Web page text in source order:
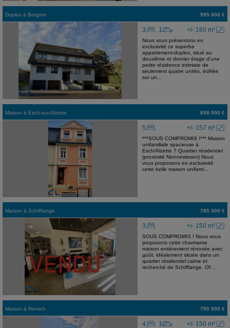
Duplex à Bergem 995 000 €
+/- 160 m²
3 1
Nous vous présentons en
exclusivité ce superbe
appartement-duplex, situé au
deuxième et dernier étage d'une
petite résidence intimiste de
seulement quatre unités, édifiée
sur un...
Maison à Esch-sur-Alzette 698 000 €
+/- 157 m²
5
***SOUS COMPROMIS !*** Maison
unifamiliale spacieuse à
Esch/Alzette ? Quartier résidentiel
(proximité Nonnewissen) Nous
vous proposons en exclusivité
cette belle maison unifami...
Maison à Schifflange 785 000 €
+/- 150 m²
3
SOUS COMPROMIS ! Nous vous
proposons cette charmante
maison entièrement rénovée avec
goût, idéalement située dans un
quartier résidentiel calme et
recherché de Schifflange. Of...
Maison à Remich 790 000 €
+/- 150 m²
4 1